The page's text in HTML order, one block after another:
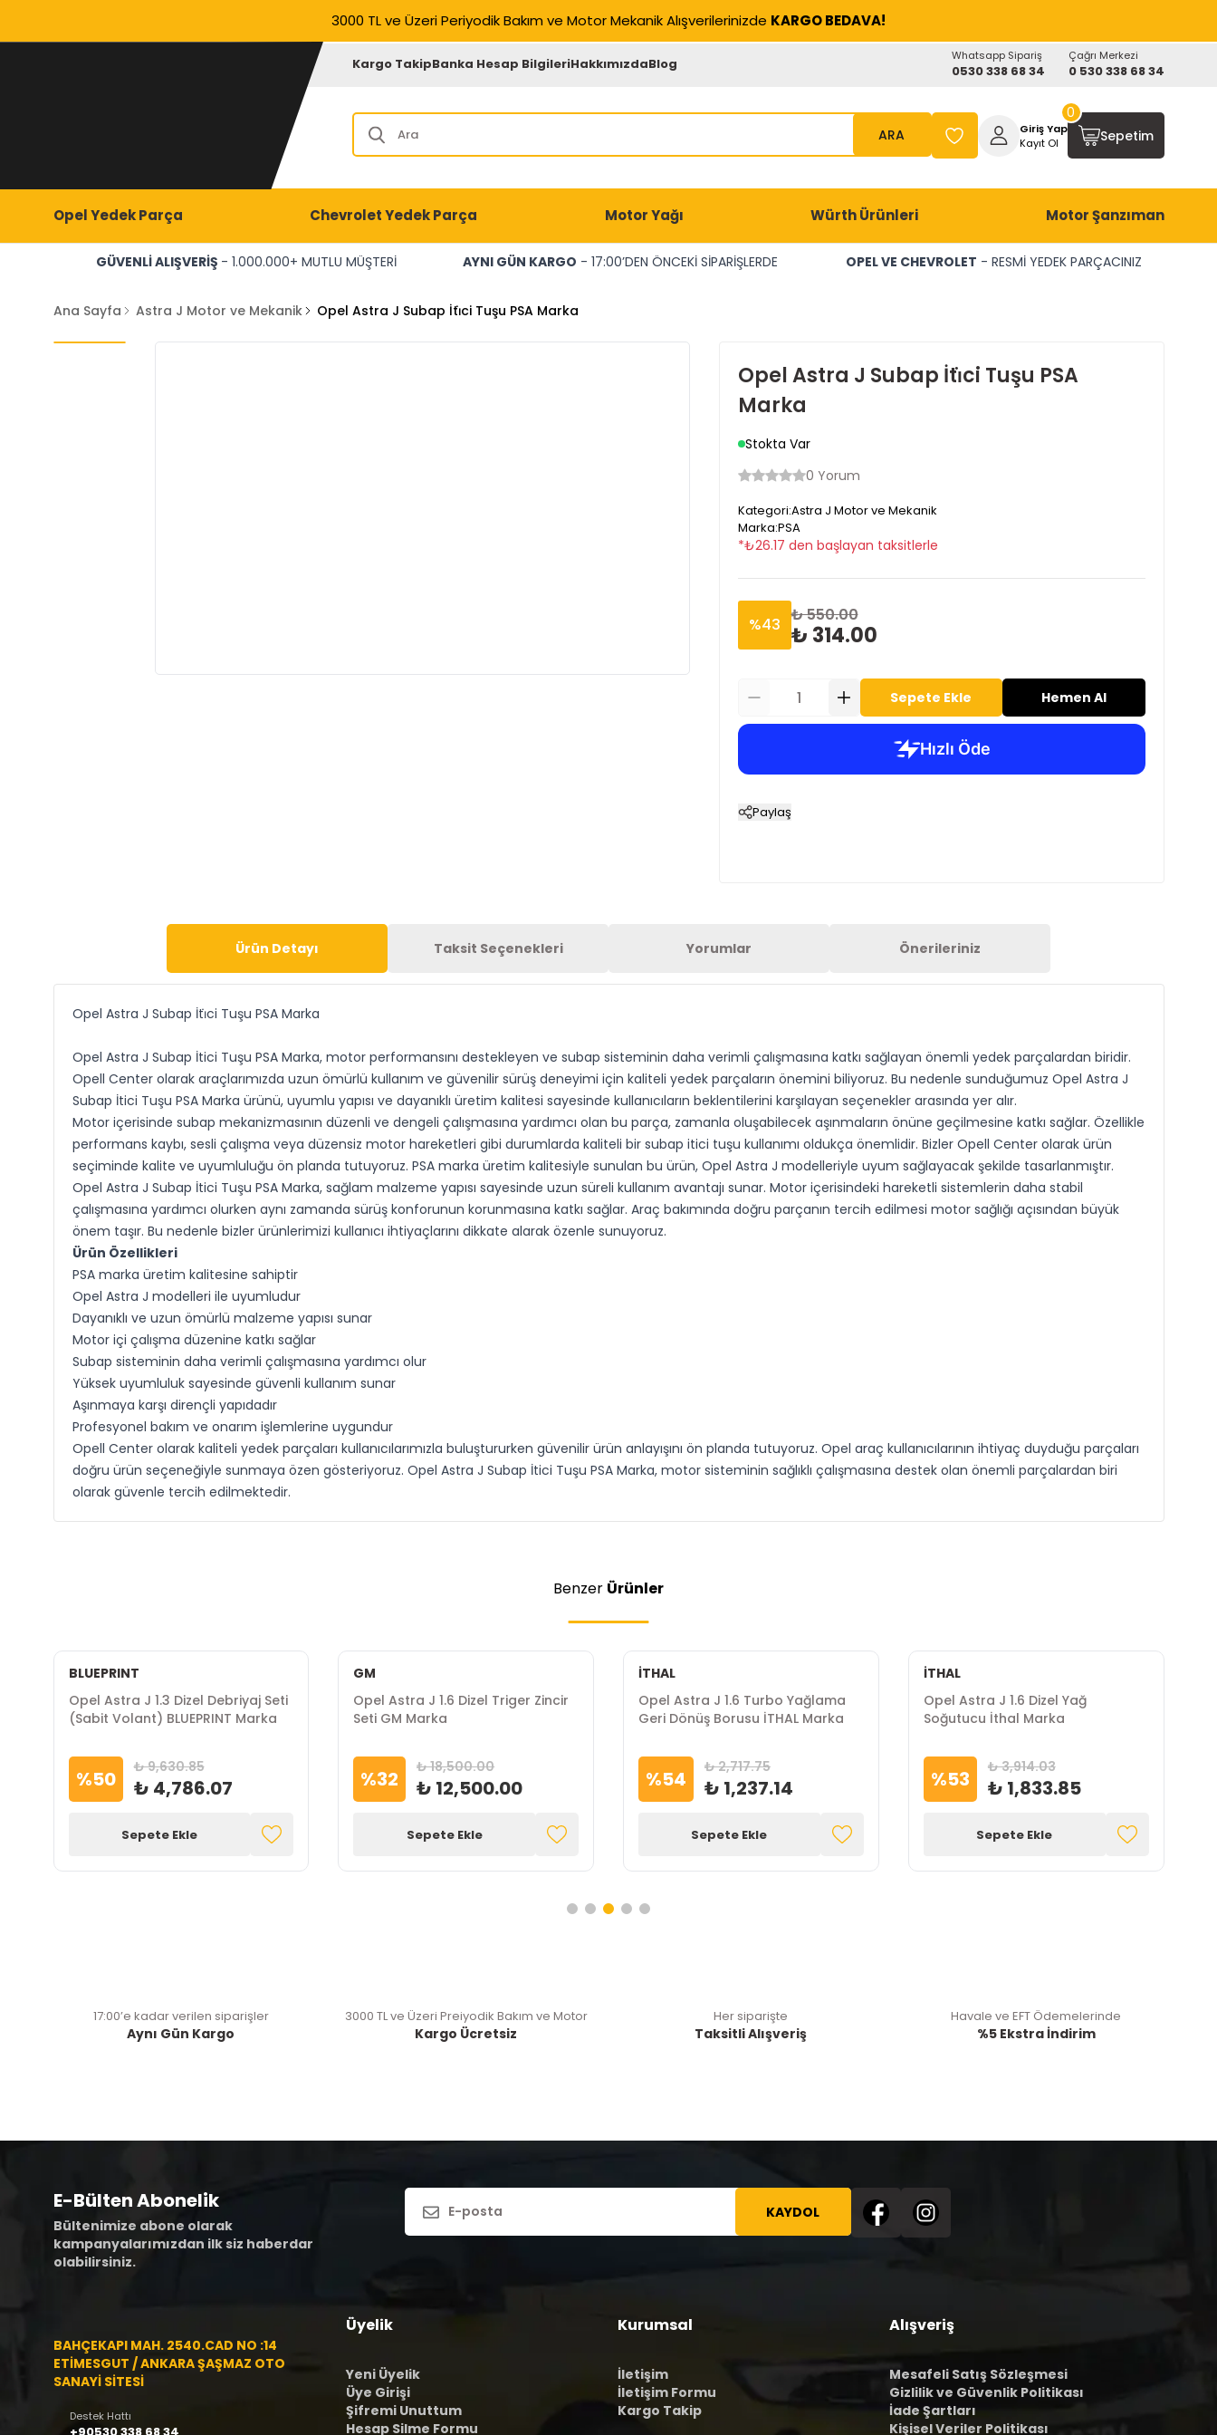
3000 TL ve Üzeri Periyodik Bakım ve Motor Mekanik Alışverilerinizde KARGO BEDAVA!
Kargo TakipBanka Hesap BilgileriHakkımızdaBlog Whatsapp Sipariş
0530 338 68 34
Çağrı Merkezi
0 530 338 68 34
ARA
Giriş Yap
Kayıt Ol
Sepetim
0
Opel Yedek Parça Chevrolet Yedek Parça Motor Yağı Würth Ürünleri Motor Şanzıman
GÜVENLİ ALIŞVERİŞ - 1.000.000+ MUTLU MÜŞTERİ AYNI GÜN KARGO - 17:00’DEN ÖNCEKİ SİPARİŞLERDE OPEL VE CHEVROLET - RESMİ YEDEK PARÇACINIZ
Ana Sayfa Astra J Motor ve Mekanik Opel Astra J Subap İti̇ci Tuşu PSA Marka
Opel Astra J Subap İti̇ci Tuşu PSA
Marka
Stokta Var
0 Yorum
Kategori:Astra J Motor ve Mekanik
Marka:PSA
*₺26.17 den başlayan taksitlerle
%43 ₺ 550.00
₺ 314.00
Sepete Ekle Hemen Al
Paylaş
Ürün Detayı Taksit Seçenekleri Yorumlar Önerileriniz
Opel Astra J Subap İti̇ci Tuşu PSA Marka
Opel Astra J Subap İtici Tuşu PSA Marka, motor performansını destekleyen ve subap sisteminin daha verimli çalışmasına katkı sağlayan önemli yedek parçalardan biridir.
Opell Center olarak araçlarımızda uzun ömürlü kullanım ve güvenilir sürüş deneyimi için kaliteli yedek parçaların önemini biliyoruz. Bu nedenle sunduğumuz Opel Astra J
Subap İtici Tuşu PSA Marka ürünü, uyumlu yapısı ve dayanıklı üretim kalitesi sayesinde kullanıcıların beklentilerini karşılayan seçenekler arasında yer alır.
Motor içerisinde subap mekanizmasının düzenli ve dengeli çalışmasına yardımcı olan bu parça, zamanla oluşabilecek aşınmaların önüne geçilmesine katkı sağlar. Özellikle
performans kaybı, sesli çalışma veya düzensiz motor hareketleri gibi durumlarda kaliteli bir subap itici tuşu kullanımı oldukça önemlidir. Bizler Opell Center olarak ürün
seçiminde kalite ve uyumluluğu ön planda tutuyoruz. PSA marka üretim kalitesiyle sunulan bu ürün, Opel Astra J modelleriyle uyum sağlayacak şekilde tasarlanmıştır.
Opel Astra J Subap İtici Tuşu PSA Marka, sağlam malzeme yapısı sayesinde uzun süreli kullanım avantajı sunar. Motor içerisindeki hareketli sistemlerin daha stabil
çalışmasına yardımcı olurken aynı zamanda sürüş konforunun korunmasına katkı sağlar. Araç bakımında doğru parçanın tercih edilmesi motor sağlığı açısından büyük
önem taşır. Bu nedenle bizler ürünlerimizi kullanıcı ihtiyaçlarını dikkate alarak özenle sunuyoruz.
Ürün Özellikleri
PSA marka üretim kalitesine sahiptir
Opel Astra J modelleri ile uyumludur
Dayanıklı ve uzun ömürlü malzeme yapısı sunar
Motor içi çalışma düzenine katkı sağlar
Subap sisteminin daha verimli çalışmasına yardımcı olur
Yüksek uyumluluk sayesinde güvenli kullanım sunar
Aşınmaya karşı dirençli yapıdadır
Profesyonel bakım ve onarım işlemlerine uygundur
Opell Center olarak kaliteli yedek parçaları kullanıcılarımızla buluştururken güvenilir ürün anlayışını ön planda tutuyoruz. Opel araç kullanıcılarının ihtiyaç duyduğu parçaları
doğru ürün seçeneğiyle sunmaya özen gösteriyoruz. Opel Astra J Subap İtici Tuşu PSA Marka, motor sisteminin sağlıklı çalışmasına destek olan önemli parçalardan biri
olarak güvenle tercih edilmektedir.
Benzer Ürünler
BLUEPRINT
Opel Astra J 1.3 Dizel Debriyaj Seti
(Sabit Volant) BLUEPRINT Marka
%50 ₺ 9,630.85
₺ 4,786.07
Sepete Ekle
GM
Opel Astra J 1.6 Dizel Triger Zincir
Seti GM Marka
%32 ₺ 18,500.00
₺ 12,500.00
Sepete Ekle
İTHAL
Opel Astra J 1.6 Turbo Yağlama
Geri Dönüş Borusu İTHAL Marka
%54 ₺ 2,717.75
₺ 1,237.14
Sepete Ekle
İTHAL
Opel Astra J 1.6 Dizel Yağ
Soğutucu İthal Marka
%53 ₺ 3,914.03
₺ 1,833.85
Sepete Ekle
17:00’e kadar verilen siparişler
Aynı Gün Kargo
3000 TL ve Üzeri Preiyodik Bakım ve Motor
Kargo Ücretsiz
Her siparişte
Taksitli Alışveriş
Havale ve EFT Ödemelerinde
%5 Ekstra İndirim
E-Bülten Abonelik
Bültenimize abone olarak
kampanyalarımızdan ilk siz haberdar
olabilirsiniz.
KAYDOL
BAHÇEKAPI MAH. 2540.CAD NO :14
ETİMESGUT / ANKARA ŞAŞMAZ OTO
SANAYİ SİTESİ
Destek Hattı
Üyelik
Yeni Üyelik
Üye Girişi
Şifremi Unuttum
Hesap Silme Formu
Kurumsal
İletişim
İletişim Formu
Kargo Takip
Alışveriş
Mesafeli Satış Sözleşmesi
Gizlilik ve Güvenlik Politikası
İade Şartları
Kişisel Veriler Politikası